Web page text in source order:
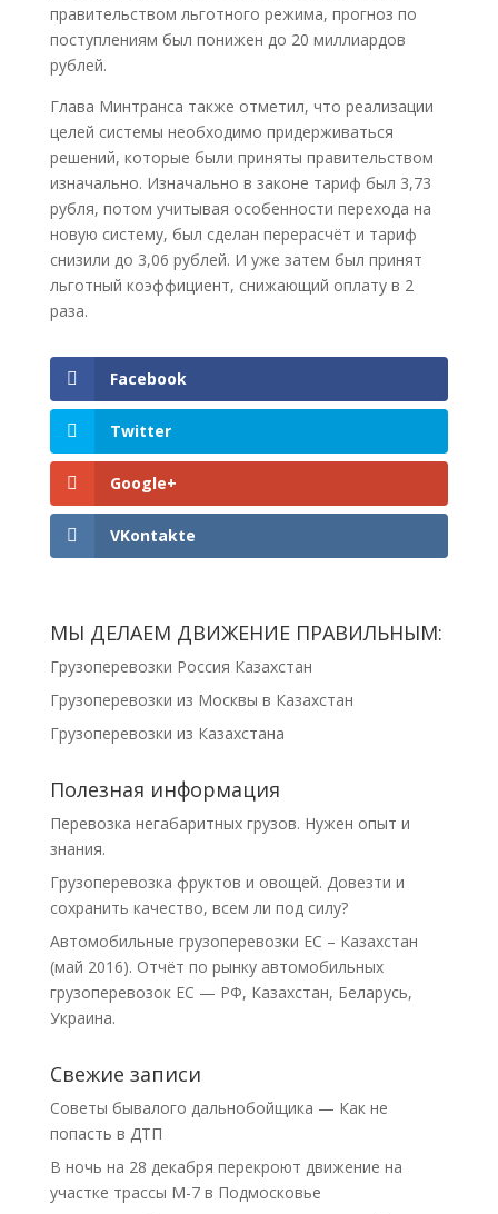
правительством льготного режима, прогноз по
поступлениям был понижен до 20 миллиардов
рублей.
Глава Минтранса также отметил, что реализации
целей системы необходимо придерживаться
решений, которые были приняты правительством
изначально. Изначально в законе тариф был 3,73
рубля, потом учитывая особенности перехода на
новую систему, был сделан перерасчёт и тариф
снизили до 3,06 рублей. И уже затем был принят
льготный коэффициент, снижающий оплату в 2
раза.
Facebook
Twitter
Google+
VKontakte
МЫ ДЕЛАЕМ ДВИЖЕНИЕ ПРАВИЛЬНЫМ:
Грузоперевозки Россия Казахстан
Грузоперевозки из Москвы в Казахстан
Грузоперевозки из Казахстана
Полезная информация
Перевозка негабаритных грузов. Нужен опыт и
знания.
Грузоперевозка фруктов и овощей. Довезти и
сохранить качество, всем ли под силу?
Автомобильные грузоперевозки ЕС – Казахстан
(май 2016). Отчёт по рынку автомобильных
грузоперевозок ЕС — РФ, Казахстан, Беларусь,
Украина.
Свежие записи
Советы бывалого дальнобойщика — Как не
попасть в ДТП
В ночь на 28 декабря перекроют движение на
участке трассы М-7 в Подмосковье